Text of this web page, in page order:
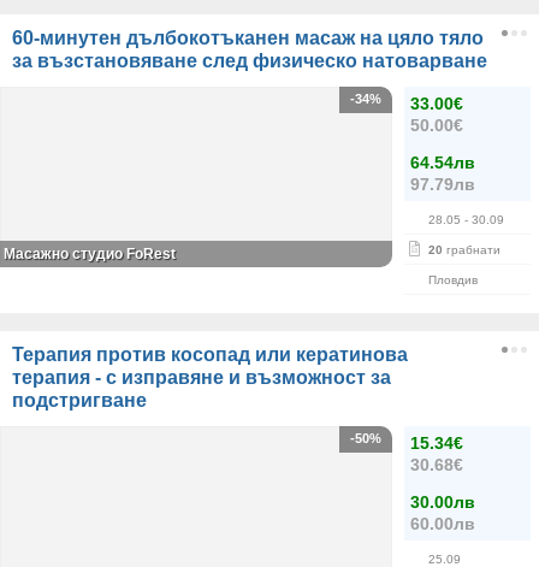
60-минутен дълбокотъканен масаж на цяло тяло
за възстановяване след физическо натоварване
33.00€
50.00€
64.54лв
97.79лв
28.05 - 30.09
20 грабнати
Пловдив
-34%
Масажно студио FoRest
Терапия против косопад или кератинова
терапия - с изправяне и възможност за
подстригване
15.34€
30.68€
30.00лв
60.00лв
25.09
-50%